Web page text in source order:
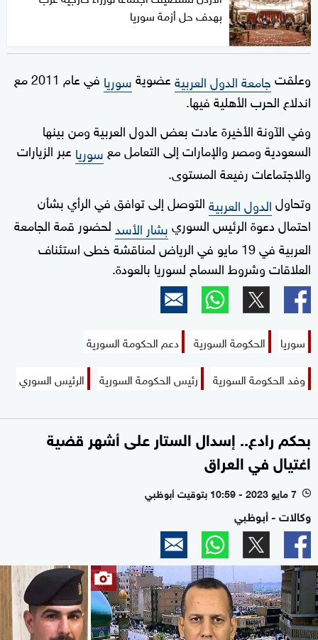
بهدف حل أزمة سوريا
وعلقتجامعة الدول العربيةعضويةسوريا
في عام 2011 مع
اندلاع الحرب الأهلية فيها.
وفي الآونة الأخيرة عادت بعض الدول العربية ومن بينها
السعودية ومصر والإمارات إلى التعامل مع سوريا عبر الزيارات
والاجتماعات رفيعة المستوى.
وتحاولالدول العربيةالتوصل إلى توافق في الرأي بشأن
احتمال دعوة الرئيس السوريبشار الأسدلحضور قمة الجامعة
العربية في 19 مايو في الرياض لمناقشة خطى استئناف
العلاقات وشروط السماح لسوريا بالعودة.
سوريا الحكومة السورية
دعم الحكومة السورية
وفد الحكومة السورية
رئيس الحكومة السورية الرئيس السوري
بحكم رادع.. إسدال الستار على أشهر قضية
اغتيال في العراق
l 7 مايو 2023 - 10:59 بتوقيت أبوظبي
وكالات - أبوظبي